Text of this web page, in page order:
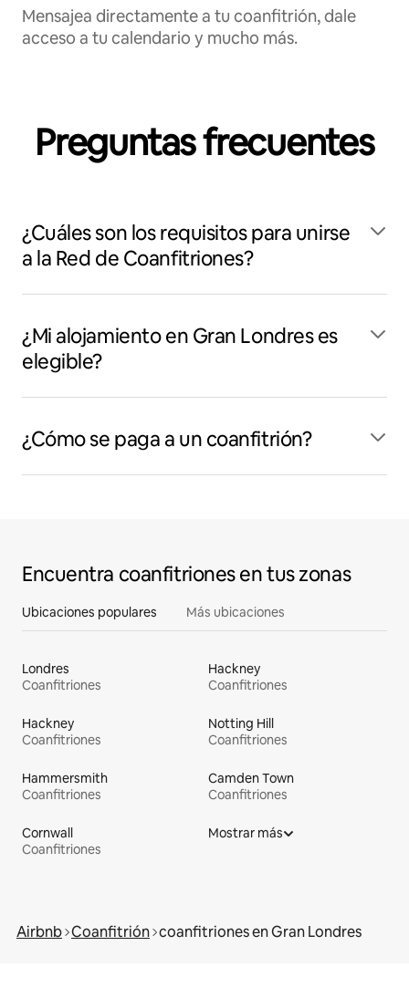
Mensajea directamente a tu coanfitrión, dale
acceso a tu calendario y mucho más.
Preguntas frecuentes
¿Cuáles son los requisitos para unirse
a la Red de Coanfitriones?
¿Mi alojamiento en Gran Londres es
elegible?
¿Cómo se paga a un coanfitrión?
Encuentra coanfitriones en tus zonas
Ubicaciones populares Más ubicaciones
Londres
Coanfitriones
Hackney
Coanfitriones
Hackney
Coanfitriones
Notting Hill
Coanfitriones
Hammersmith
Coanfitriones
Camden Town
Coanfitriones
Cornwall
Coanfitriones
Mostrar más
Airbnb Coanfitrión coanfitriones en Gran Londres